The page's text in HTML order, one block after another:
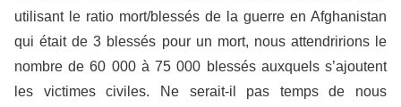
utilisant le ratio mort/blessés de la guerre en Afghanistan
qui était de 3 blessés pour un mort, nous attendririons le
nombre de 60 000 à 75 000 blessés auxquels s’ajoutent
les victimes civiles. Ne serait-il pas temps de nous